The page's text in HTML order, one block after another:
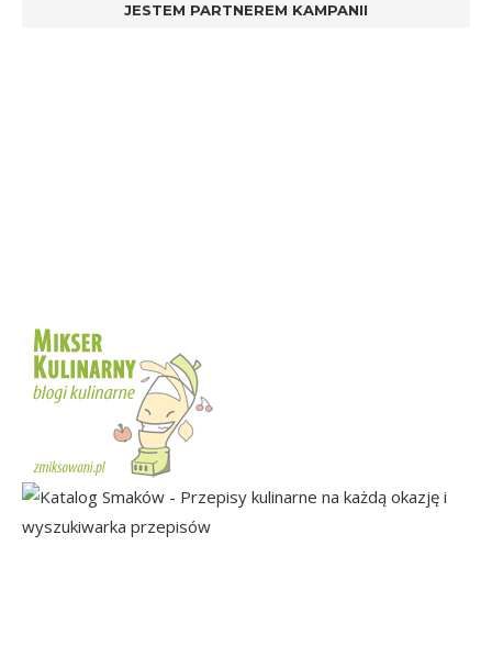
JESTEM PARTNEREM KAMPANII